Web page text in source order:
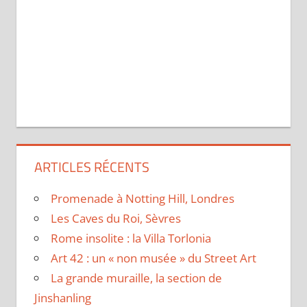
ARTICLES RÉCENTS
Promenade à Notting Hill, Londres
Les Caves du Roi, Sèvres
Rome insolite : la Villa Torlonia
Art 42 : un « non musée » du Street Art
La grande muraille, la section de
Jinshanling